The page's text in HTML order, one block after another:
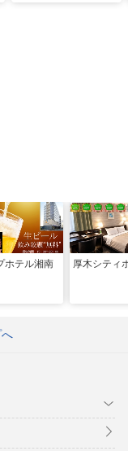
ホテル湘南
厚木シティ